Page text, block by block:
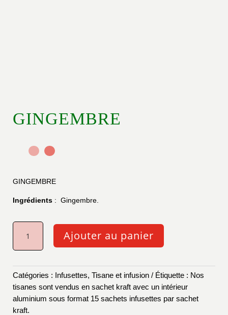
GINGEMBRE
GINGEMBRE
Ingrédients: Gingembre.
QUANTITÉ
GINGEMBRE
Ajouter au panier
Catégories : Infusettes, Tisane et infusion Étiquette : Nos
tisanes sont vendus en sachet kraft avec un intérieur
aluminium sous format 15 sachets infusettes par sachet
kraft.